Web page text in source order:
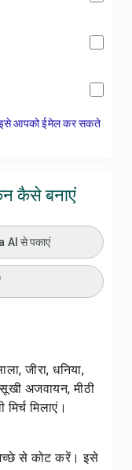
आपको ईमेल कर सकते
कैसे बनाएं
AI से पकाएं
जीरा, धनिया,
अजवायन, मीठी
मिलाएं।
से कोट करें। इसे